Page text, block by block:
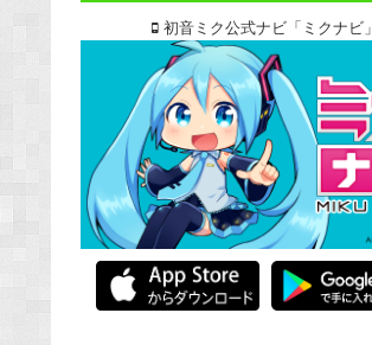
初音ミク公式ナビ「ミクナビ」